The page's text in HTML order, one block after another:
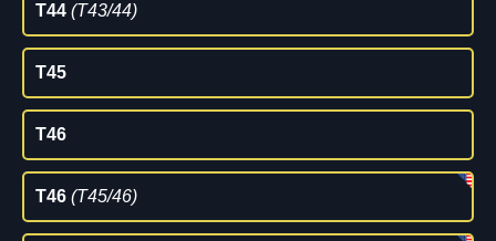
T44 (T43/44)
T45
T46
T46 (T45/46)